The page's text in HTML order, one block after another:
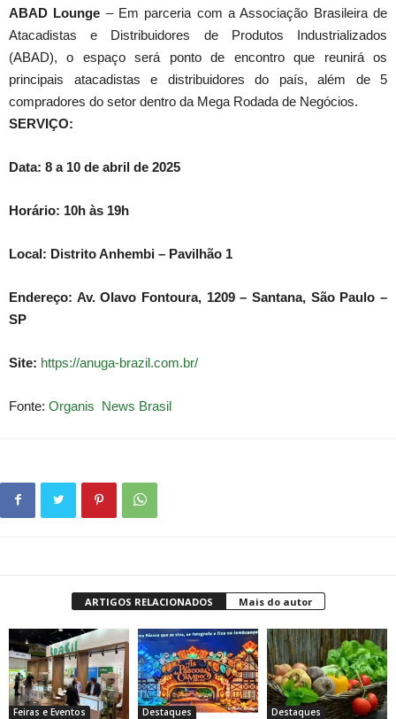
ABAD Lounge – Em parceria com a Associação Brasileira de
Atacadistas e Distribuidores de Produtos Industrializados
(ABAD), o espaço será ponto de encontro que reunirá os
principais atacadistas e distribuidores do país, além de 5
compradores do setor dentro da Mega Rodada de Negócios.
SERVIÇO:
Data: 8 a 10 de abril de 2025
Horário: 10h às 19h
Local: Distrito Anhembi – Pavilhão 1
Endereço: Av. Olavo Fontoura, 1209 – Santana, São Paulo –
SP
Site: https://anuga-brazil.com.br/
Fonte: Organis News Brasil
ARTIGOS RELACIONADOS Mais do autor
Feiras e Eventos Destaques Destaques